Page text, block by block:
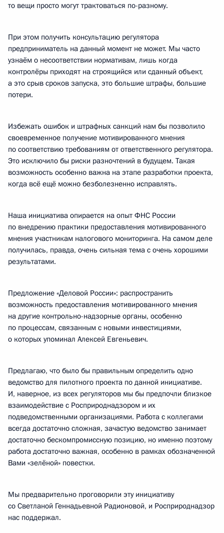
то вещи просто могут трактоваться по-разному.
При этом получить консультацию регулятора
предприниматель на данный момент не может. Мы часто
узнаём о несоответствии нормативам, лишь когда
контролёры приходят на строящийся или сданный объект,
а это срыв сроков запуска, это большие штрафы, большие
потери.
Избежать ошибок и штрафных санкций нам бы позволило
своевременное получение мотивированного мнения
по соответствию требованиям от ответственного регулятора.
Это исключило бы риски разночтений в будущем. Такая
возможность особенно важна на этапе разработки проекта,
когда всё ещё можно безболезненно исправлять.
Наша инициатива опирается на опыт ФНС России
по внедрению практики предоставления мотивированного
мнения участникам налогового мониторинга. На самом деле
получилась, правда, очень сильная тема с очень хорошими
результатами.
Предложение «Деловой России»: распространить
возможность предоставления мотивированного мнения
на другие контрольно-надзорные органы, особенно
по процессам, связанным с новыми инвестициями,
о которых упоминал Алексей Евгеньевич.
Предлагаю, что было бы правильным определить одно
ведомство для пилотного проекта по данной инициативе.
И, наверное, из всех регуляторов мы бы предпочли близкое
взаимодействие с Росприроднадзором и их
подведомственными организациями. Работа с коллегами
всегда достаточно сложная, зачастую ведомство занимает
достаточно бескомпромиссную позицию, но именно поэтому
работа достаточно важная, особенно в рамках обозначенной
Вами «зелёной» повестки.
Мы предварительно проговорили эту инициативу
со Светланой Геннадьевной Радионовой, и Росприроднадзор
нас поддержал.